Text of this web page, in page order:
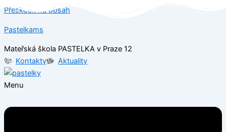
Přeskočit na obsah
Pastelkams
Mateřská škola PASTELKA v Praze 12
Kontakty
Aktuality
Menu